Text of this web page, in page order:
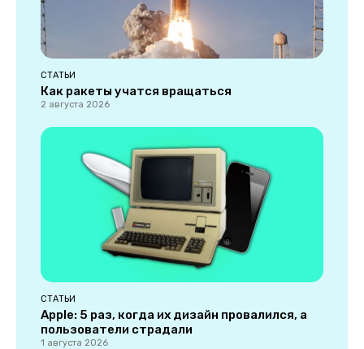
СТАТЬИ
Как ракеты учатся вращаться
2 августа 2026
СТАТЬИ
Apple: 5 раз, когда их дизайн провалился, а
пользователи страдали
1 августа 2026